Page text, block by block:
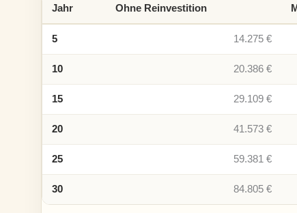
Jahr Ohne Reinvestition
5 14.275 €
10 20.386 €
15 29.109 €
20 41.573 €
25 59.381 €
30 84.805 €